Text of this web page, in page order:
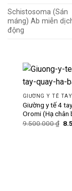
Schistosoma (Sán
máng) Ab miễn
động
-11%
GIƯỜNG Y TẾ
Giường y tế 4
Oromi (Hạ chân
9.500.000₫ Giá